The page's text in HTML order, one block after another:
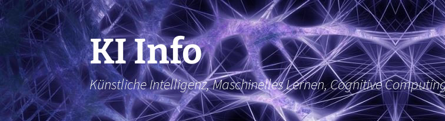
Zum
Inhalt
springen
KI Info
Künstliche Intelligenz, Maschinelles Lernen, Cognitive